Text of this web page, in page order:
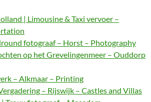
| Limousine & Taxi vervoer –
fotograaf – Horst – Photography
op het Grevelingenmeer – Ouddorp
– Alkmaar – Printing
– Rijswijk – Castles and Villas